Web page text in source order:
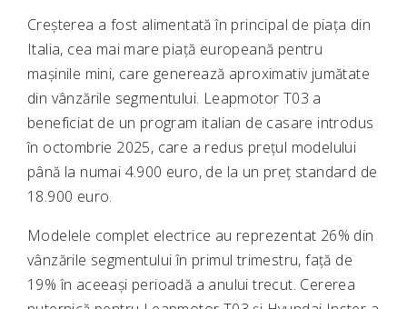
Creșterea a fost alimentată în principal de piața din
Italia, cea mai mare piață europeană pentru
mașinile mini, care generează aproximativ jumătate
din vânzările segmentului. Leapmotor T03 a
beneficiat de un program italian de casare introdus
în octombrie 2025, care a redus prețul modelului
până la numai 4.900 euro, de la un preț standard de
18.900 euro.
Modelele complet electrice au reprezentat 26% din
vânzările segmentului în primul trimestru, față de
19% în aceeași perioadă a anului trecut. Cererea